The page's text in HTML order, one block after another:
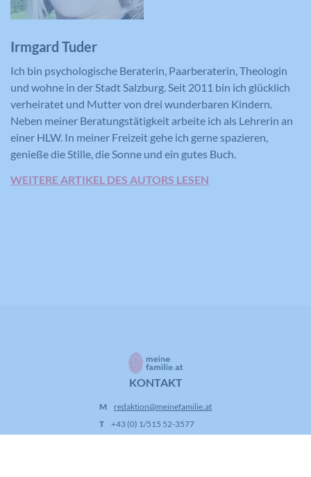
Irmgard Tuder
Ich bin psychologische Beraterin, Paarberaterin, Theologin
und wohne in der Stadt Salzburg. Seit 2011 bin ich glücklich
verheiratet und Mutter von drei wunderbaren Kindern.
Neben meiner Beratungstätigkeit arbeite ich als Lehrerin an
einer HLW. In meiner Freizeit gehe ich gerne spazieren,
genieße die Stille, die Sonne und ein gutes Buch.
WEITERE ARTIKEL DES AUTORS LESEN
KONTAKT
M
redaktion@meinefamilie.at
T
+43 (0) 1/515 52-3577